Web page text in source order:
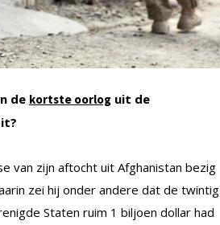
de kortste oorlog uit de
van zijn aftocht uit Afghanistan bezig
zei hij onder andere dat de twintig
Staten ruim 1 biljoen dollar had